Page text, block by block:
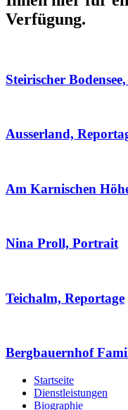
Verfügung.
Steirischer
Ausserland,
Am Karnischen
Nina Proll, Portrait
Teichalm, Reportage
Bergbauernhof
Startseite
Dienstleistungen
Biographie